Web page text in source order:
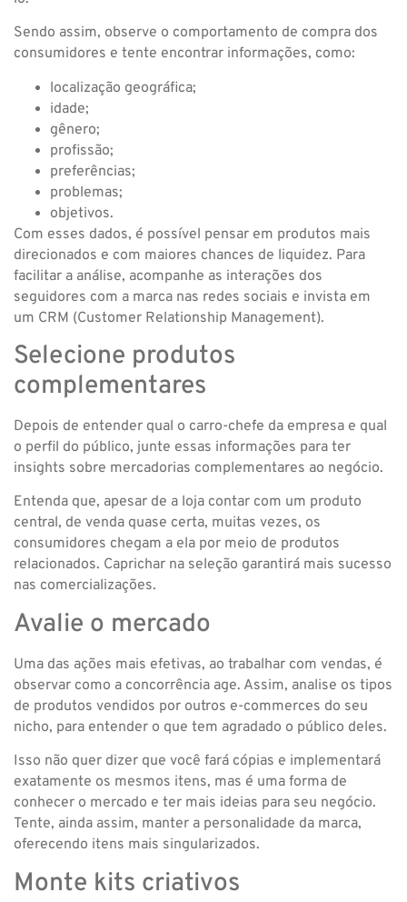
Sendo assim, observe o comportamento de compra dos
consumidores e tente encontrar informações, como:
localização geográfica;
idade;
gênero;
profissão;
preferências;
problemas;
objetivos.
Com esses dados, é possível pensar em produtos mais
direcionados e com maiores chances de liquidez. Para
facilitar a análise, acompanhe as interações dos
seguidores com a marca nas redes sociais e invista em
um CRM (Customer Relationship Management).
Selecione produtos
complementares
Depois de entender qual o carro-chefe da empresa e qual
o perfil do público, junte essas informações para ter
insights sobre mercadorias complementares ao negócio.
Entenda que, apesar de a loja contar com um produto
central, de venda quase certa, muitas vezes, os
consumidores chegam a ela por meio de produtos
relacionados. Caprichar na seleção garantirá mais sucesso
nas comercializações.
Avalie o mercado
Uma das ações mais efetivas, ao trabalhar com vendas, é
observar como a concorrência age. Assim, analise os tipos
de produtos vendidos por outros e-commerces do seu
nicho, para entender o que tem agradado o público deles.
Isso não quer dizer que você fará cópias e implementará
exatamente os mesmos itens, mas é uma forma de
conhecer o mercado e ter mais ideias para seu negócio.
Tente, ainda assim, manter a personalidade da marca,
oferecendo itens mais singularizados.
Monte kits criativos